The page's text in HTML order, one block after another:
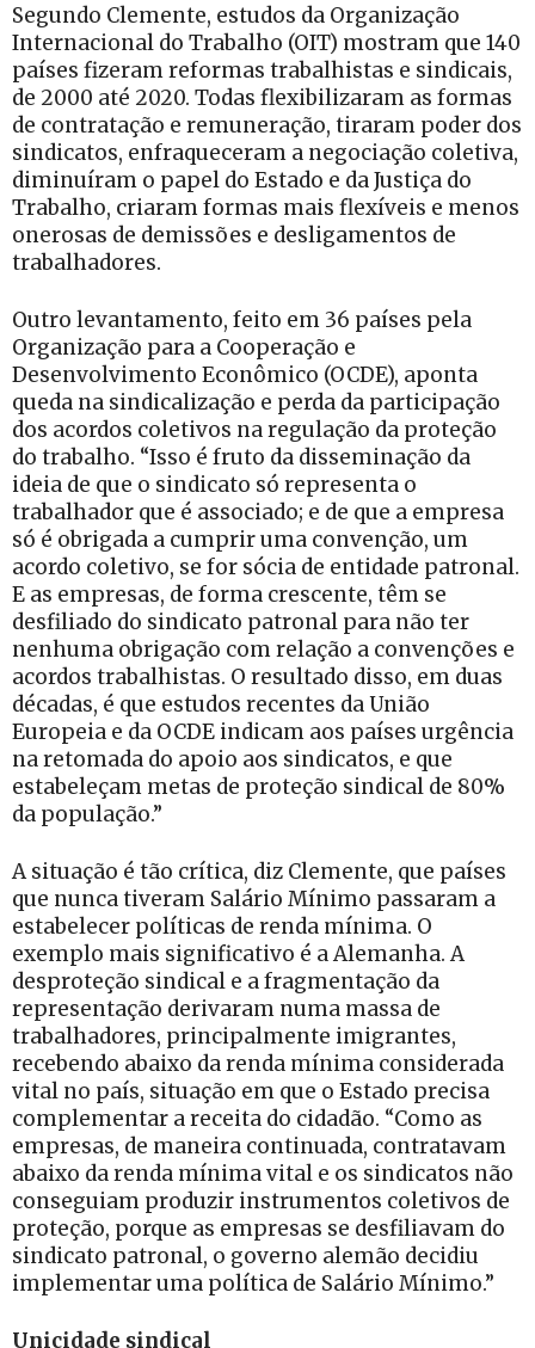
Segundo Clemente, estudos da Organização
Internacional do Trabalho (OIT) mostram que 140
países fizeram reformas trabalhistas e sindicais,
de 2000 até 2020. Todas flexibilizaram as formas
de contratação e remuneração, tiraram poder dos
sindicatos, enfraqueceram a negociação coletiva,
diminuíram o papel do Estado e da Justiça do
Trabalho, criaram formas mais flexíveis e menos
onerosas de demissões e desligamentos de
trabalhadores.
Outro levantamento, feito em 36 países pela
Organização para a Cooperação e
Desenvolvimento Econômico (OCDE), aponta
queda na sindicalização e perda da participação
dos acordos coletivos na regulação da proteção
do trabalho. “Isso é fruto da disseminação da
ideia de que o sindicato só representa o
trabalhador que é associado; e de que a empresa
só é obrigada a cumprir uma convenção, um
acordo coletivo, se for sócia de entidade patronal.
E as empresas, de forma crescente, têm se
desfiliado do sindicato patronal para não ter
nenhuma obrigação com relação a convenções e
acordos trabalhistas. O resultado disso, em duas
décadas, é que estudos recentes da União
Europeia e da OCDE indicam aos países urgência
na retomada do apoio aos sindicatos, e que
estabeleçam metas de proteção sindical de 80%
da população.”
A situação é tão crítica, diz Clemente, que países
que nunca tiveram Salário Mínimo passaram a
estabelecer políticas de renda mínima. O
exemplo mais significativo é a Alemanha. A
desproteção sindical e a fragmentação da
representação derivaram numa massa de
trabalhadores, principalmente imigrantes,
recebendo abaixo da renda mínima considerada
vital no país, situação em que o Estado precisa
complementar a receita do cidadão. “Como as
empresas, de maneira continuada, contratavam
abaixo da renda mínima vital e os sindicatos não
conseguiam produzir instrumentos coletivos de
proteção, porque as empresas se desfiliavam do
sindicato patronal, o governo alemão decidiu
implementar uma política de Salário Mínimo.”
Unicidade sindical